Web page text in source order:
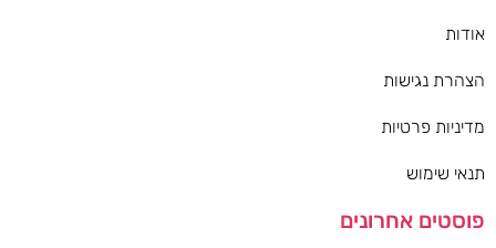
אודות
הצהרת נגישות
מדיניות פרטיות
תנאי שימוש
פוסטים אחרונים